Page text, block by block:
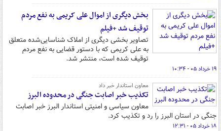
بخش دیگری از اموال علی کریمی به نفع مردم
توقیف شد +فیلم
تصاویر بخشی دیگری از املاک شناسایی‌شده متعلق
به علی کریمی که با دستور قضایی به نفع مردم
توقیف شده است، منتشر شد.
۱۹ خرداد ۰۵ - ۱۰:۳۴
معاون استاندار خبر داد
تکذیب خبر اصابت جنگی در محدوده البرز
معاون سیاسی و امنیتی استاندار البرز خبر اصابت
جنگی در استان البرز را رد و تکذیب کرد.
۱۸ خرداد ۰۵ - ۱۲:۳۱